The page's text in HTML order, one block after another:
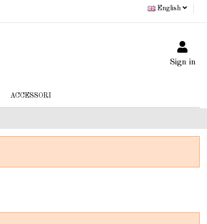
English
Sign in
ACCESSORI